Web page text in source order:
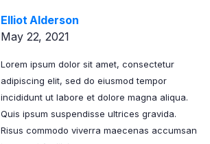
Elliot Alderson
May 22, 2021
Lorem ipsum dolor sit amet, consectetur
adipiscing elit, sed do eiusmod tempor
incididunt ut labore et dolore magna aliqua.
Quis ipsum suspendisse ultrices gravida.
Risus commodo viverra maecenas accumsan